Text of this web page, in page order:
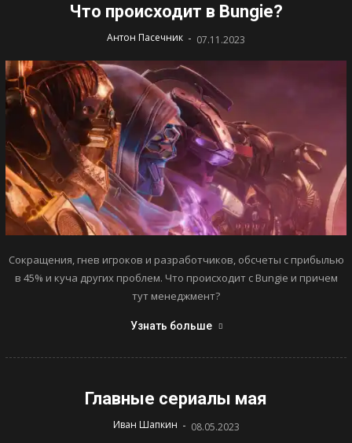
Что происходит в Bungie?
Антон Пасечник - 07.11.2023
Сокращения, гнев игроков и разработчиков, обсчеты с прибылью
в 45% и куча других проблем. Что происходит с Bungie и причем
тут менеджмент?
Узнать больше
Главные сериалы мая
Иван Шапкин - 08.05.2023